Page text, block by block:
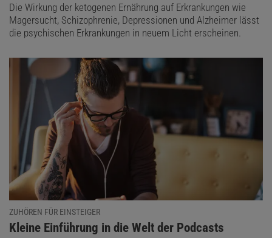
Die Wirkung der ketogenen Ernährung auf Erkrankungen wie
Magersucht, Schizophrenie, Depressionen und Alzheimer lässt
die psychischen Erkrankungen in neuem Licht erscheinen.
ZUHÖREN FÜR EINSTEIGER
:
Kleine Einführung in die Welt der Podcasts